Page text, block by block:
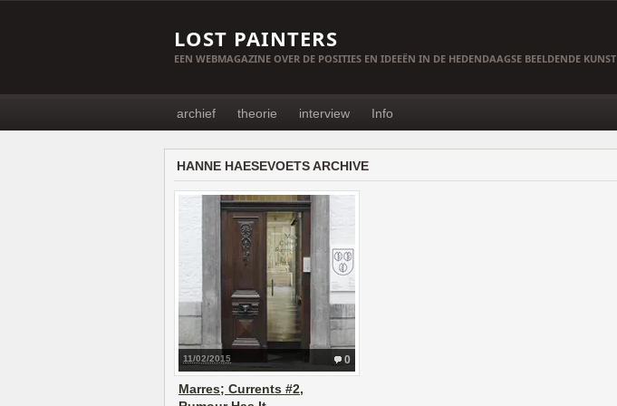
LOST PAINTERS
EEN WEBMAGAZINE OVER DE POSITIES EN IDEEËN IN DE HEDENDAAGSE BEELDENDE KUNST
archief theorie interview Info
HANNE HAESEVOETS ARCHIVE
0
11/02/2015
Marres; Currents #2,